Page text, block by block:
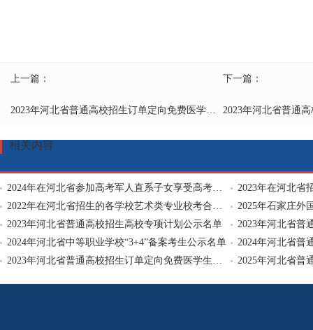
上一篇：
2023年河北省普通高校招生订单定向免费医学生计划公示名单
下一篇：
相关内容
2024年在河北省参加高考军人直系子女享受高考录取优待考生补充公示名单
2022年在河北省招生的各学校艺术类专业校考合格考生公示名单
2025年石家庄外
2023年河北省普通高校招生高校专项计划公示名单
2023年河北省普
2024年河北省中等职业学校“3+4”备案考生公示名单
2024年河北省普
2023年河北省普通高校招生订单定向免费医学生计划公示名单